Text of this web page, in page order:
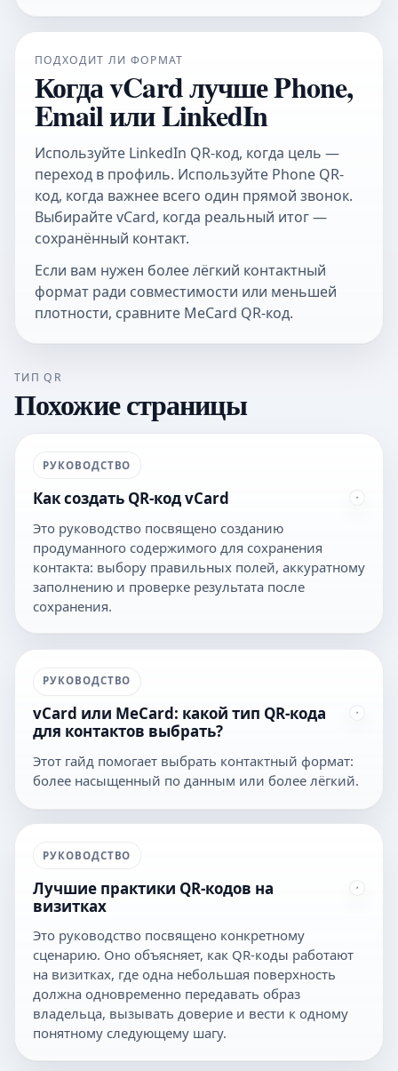
ПОДХОДИТ ЛИ ФОРМАТ
Когда vCard лучше Phone,
Email или LinkedIn
Используйте LinkedIn QR-код, когда цель —
переход в профиль. Используйте Phone QR-
код, когда важнее всего один прямой звонок.
Выбирайте vCard, когда реальный итог —
сохранённый контакт.
Если вам нужен более лёгкий контактный
формат ради совместимости или меньшей
плотности, сравните MeCard QR-код.
ТИП QR
Похожие страницы
РУКОВОДСТВО
Как создать QR-код vCard
Это руководство посвящено созданию
продуманного содержимого для сохранения
контакта: выбору правильных полей, аккуратному
заполнению и проверке результата после
сохранения.
РУКОВОДСТВО
vCard или MeCard: какой тип QR-кода
для контактов выбрать?
Этот гайд помогает выбрать контактный формат:
более насыщенный по данным или более лёгкий.
РУКОВОДСТВО
Лучшие практики QR-кодов на
визитках
Это руководство посвящено конкретному
сценарию. Оно объясняет, как QR-коды работают
на визитках, где одна небольшая поверхность
должна одновременно передавать образ
владельца, вызывать доверие и вести к одному
понятному следующему шагу.